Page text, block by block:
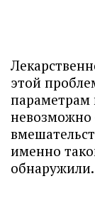
этой
параметрам
невозможно
именно
обнаружили.